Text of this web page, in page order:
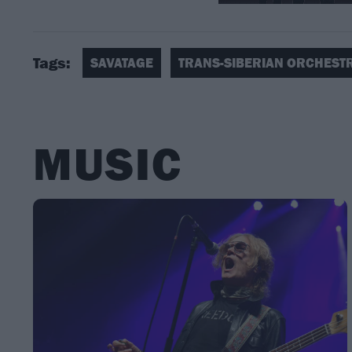
Tags: SAVATAGE TRANS-SIBERIAN
MUSIC